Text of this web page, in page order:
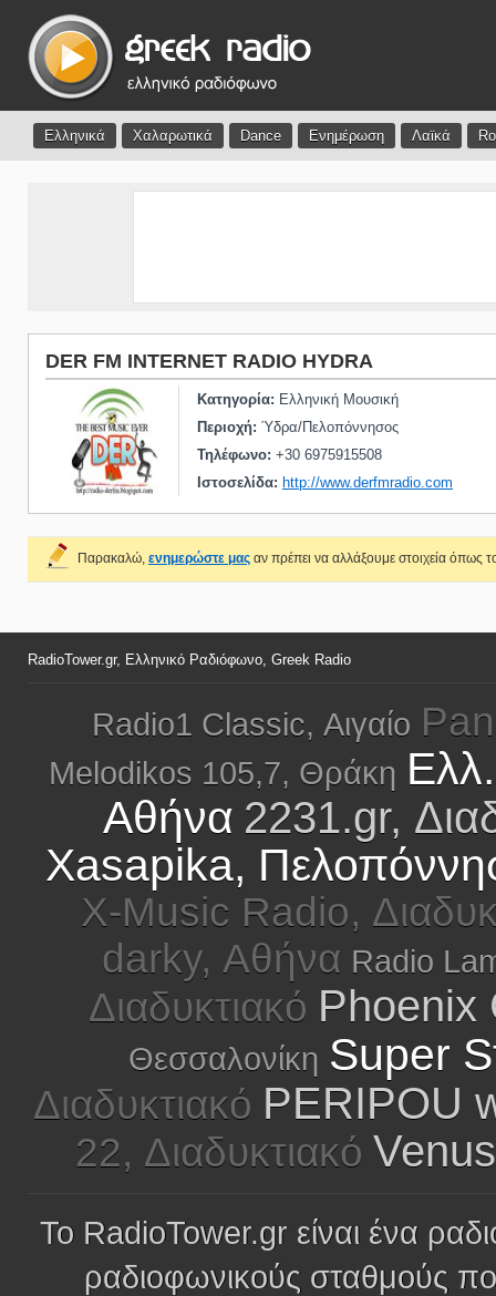
Ελληνικά Χαλαρωτικά Dance Ενημέρωση Λαϊκά
DER FM INTERNET RADIO HYDRA
Κατηγορία: Ελληνική Μουσική
Περιοχή: Ύδρα/Πελοπόννησος
Τηλέφωνο: +30 6975915508
Ιστοσελίδα: http://www.derfmradio.com
Παρακαλώ, ενημερώστε μας αν πρέπει να αλλάξουμε στοιχεία όπως
RadioTower.gr, Ελληνικό Ραδιόφωνο, Greek Radio
Radio1 Classic, Αιγαίο
Melodikos 105,7, Θράκη
Αθήνα 2231.gr,
Xasapika,
X-Music Radio,
darky, Αθήνα Radio
Διαδυκτιακό Phoenix
Θεσσαλονίκη Super
Διαδυκτιακό PERIPOU
22, Διαδυκτιακό
Το RadioTower.gr είναι ένα
ραδιοφωνικούς σταθμούς